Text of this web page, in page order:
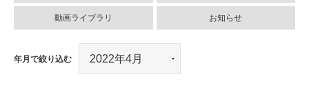
動画ライブラリ お知らせ
年月で絞り込む